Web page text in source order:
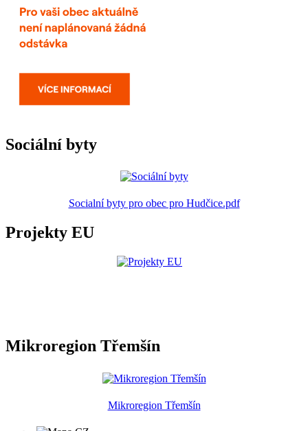
Sociální byty
Socialní byty pro obec pro Hudčice.pdf
Projekty EU
Mikroregion Třemšín
Mikroregion Třemšín